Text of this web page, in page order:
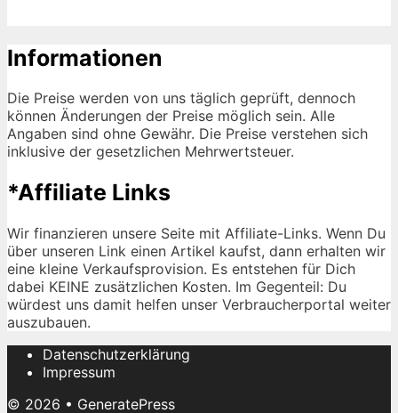
Informationen
Die Preise werden von uns täglich geprüft, dennoch
können Änderungen der Preise möglich sein. Alle
Angaben sind ohne Gewähr. Die Preise verstehen sich
inklusive der gesetzlichen Mehrwertsteuer.
*Affiliate Links
Wir finanzieren unsere Seite mit Affiliate-Links. Wenn Du
über unseren Link einen Artikel kaufst, dann erhalten wir
eine kleine Verkaufsprovision. Es entstehen für Dich
dabei KEINE zusätzlichen Kosten. Im Gegenteil: Du
würdest uns damit helfen unser Verbraucherportal weiter
auszubauen.
Datenschutzerklärung
Impressum
© 2026 • GeneratePress